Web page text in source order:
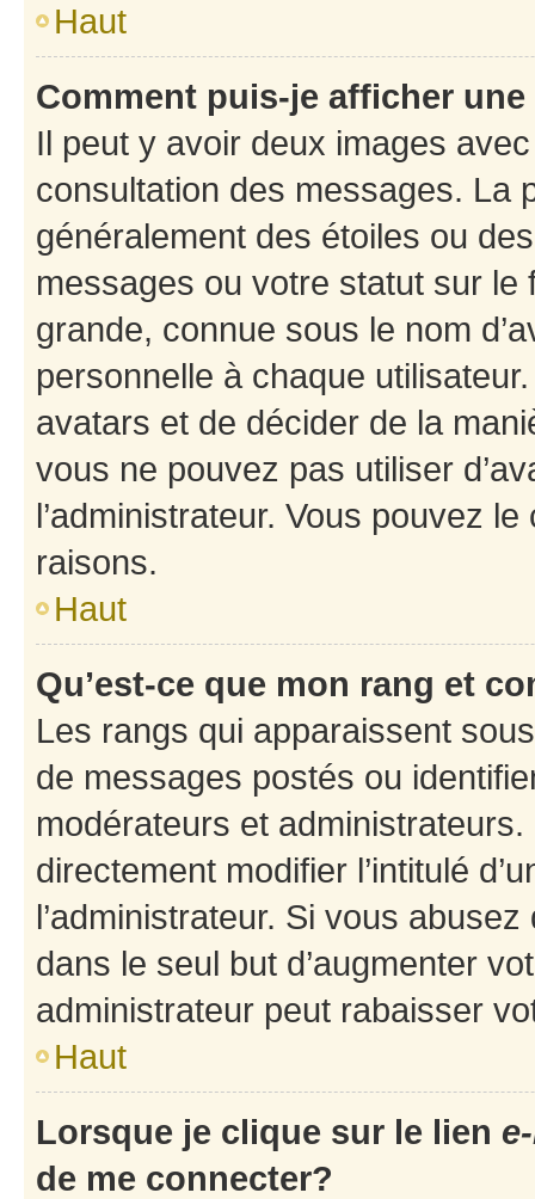
Haut
Comment puis-je afficher
Il peut y avoir deux images
consultation des messages. La
généralement des étoiles ou
messages ou votre statut sur
grande, connue sous le nom
personnelle à chaque utilisateur.
avatars et de décider de la
vous ne pouvez pas utiliser
l’administrateur. Vous pouvez
raisons.
Haut
Qu’est-ce que mon rang et
Les rangs qui apparaissent
de messages postés ou
modérateurs et
directement modifier l’intitulé
l’administrateur. Si vous
dans le seul but d’augmenter
administrateur peut rabaisser
Haut
Lorsque je clique sur le lien
de me connecter?